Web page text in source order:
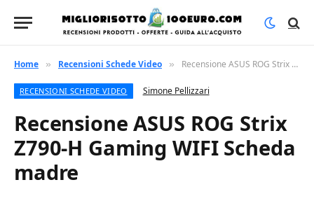
Home » Recensioni Schede Video » Recensione ASUS ROG Strix Z790-H Gaming WIFI Scheda madre
RECENSIONI SCHEDE VIDEO Simone Pellizzari
Recensione ASUS ROG Strix
Z790-H Gaming WIFI Scheda
madre